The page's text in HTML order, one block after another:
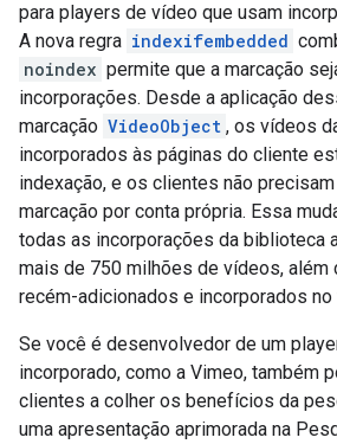
para players de vídeo que usam
A nova regra indexifembedded
noindex permite que a marcação
incorporações. Desde a aplicação
marcação VideoObject , os vídeos
incorporados às páginas do cliente
indexação, e os clientes não
marcação por conta própria. Essa
todas as incorporações da biblioteca
mais de 750 milhões de vídeos,
recém-adicionados e incorporados no
Se você é desenvolvedor de um
incorporado, como a Vimeo, também
clientes a colher os benefícios da
uma apresentação aprimorada na